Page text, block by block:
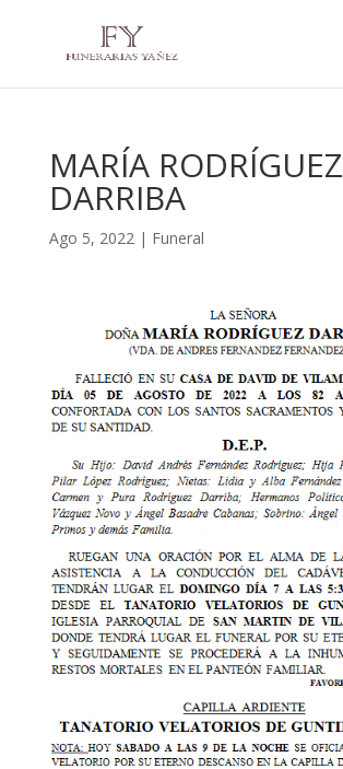
MARÍA RODRÍGUEZ
DARRIBA
Ago 5, 2022| Funeral